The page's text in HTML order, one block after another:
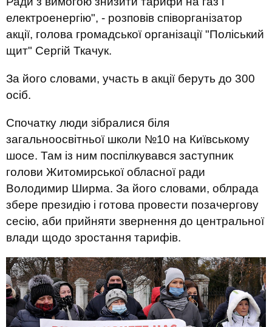
електроенергію", - розповів співорганізатор
акції, голова громадської організації "Поліський
щит" Сергій Ткачук.
За його словами, участь в акції беруть до 300
осіб.
Спочатку люди зібралися біля
загальноосвітньої школи №10 на Київському
шосе. Там із ним поспілкувався заступник
голови Житомирської обласної ради
Володимир Ширма. За його словами, облрада
збере президію і готова провести позачергову
сесію, аби прийняти звернення до центральної
влади щодо зростання тарифів.